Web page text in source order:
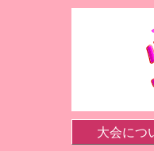
大会につ